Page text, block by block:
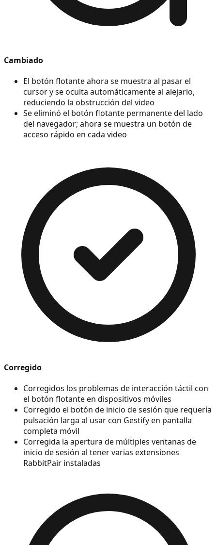
Cambiado
El botón flotante ahora se muestra al pasar el
cursor y se oculta automáticamente al alejarlo,
reduciendo la obstrucción del video
Se eliminó el botón flotante permanente del lado
del navegador; ahora se muestra un botón de
acceso rápido en cada video
Corregido
Corregidos los problemas de interacción táctil con
el botón flotante en dispositivos móviles
Corregido el botón de inicio de sesión que requería
pulsación larga al usar con Gestify en pantalla
completa móvil
Corregida la apertura de múltiples ventanas de
inicio de sesión al tener varias extensiones
RabbitPair instaladas